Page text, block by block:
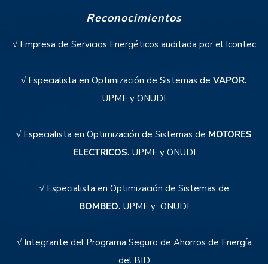
Reconocimientos
√ Empresa de Servicios Energéticos auditada por el Icontec
√ Especialista en Optimización de Sistemas de VAPOR.
UPME y ONUDI
√ Especialista en Optimización de Sistemas de MOTORES
ELECTRICOS. UPME y ONUDI
√ Especialista en Optimización de Sistemas de
BOMBEO. UPME y ONUDI
√ Integrante del Programa Seguro de Ahorros de Energía
del BID